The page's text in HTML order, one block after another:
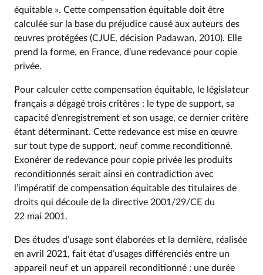
équitable ». Cette compensation équitable doit être
calculée sur la base du préjudice causé aux auteurs des
œuvres protégées (CJUE, décision Padawan, 2010). Elle
prend la forme, en France, d’une redevance pour copie
privée.
Pour calculer cette compensation équitable, le législateur
français a dégagé trois critères : le type de support, sa
capacité d’enregistrement et son usage, ce dernier critère
étant déterminant. Cette redevance est mise en œuvre
sur tout type de support, neuf comme reconditionné.
Exonérer de redevance pour copie privée les produits
reconditionnés serait ainsi en contradiction avec
l’impératif de compensation équitable des titulaires de
droits qui découle de la directive 2001/29/CE du
22 mai 2001.
Des études d’usage sont élaborées et la dernière, réalisée
en avril 2021, fait état d’usages différenciés entre un
appareil neuf et un appareil reconditionné : une durée